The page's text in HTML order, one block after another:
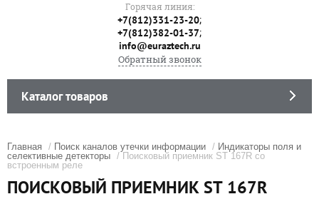
Горячая линия:
+7(812)331-23-20;
+7(812)382-01-37;
info@euraztech.ru
Обратный звонок
Каталог товаров
Главная / Поиск каналов утечки информации / Индикаторы поля и
селективные детекторы / Поисковый приемник ST 167R со
встроенным реле
ПОИСКОВЫЙ ПРИЕМНИК ST 167R